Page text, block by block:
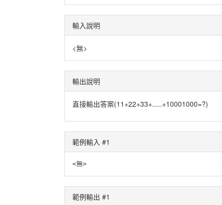
輸入說明
<無>
輸出說明
直接輸出答案(11+22+33+.....+10001000=?)
範例輸入 #1
<無>
範例輸出 #1